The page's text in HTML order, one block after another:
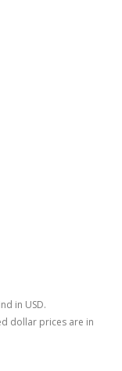
in USD.
dollar prices are in